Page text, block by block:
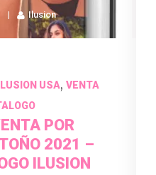
Ilusion
ILUSION USA, VENTA
POR
2021 –
ILUSION